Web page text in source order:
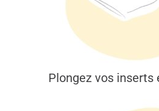
Plongez vos inserts